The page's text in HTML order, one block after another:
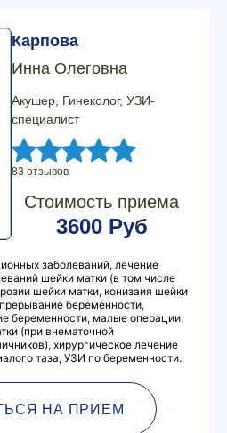
Карпова
Инна Олеговна
Акушер, Гинеколог, УЗИ-
специалист
83 отзывов
Стоимость приема
3600 Руб
заболеваний, лечение
шейки матки (в том числе
шейки матки, конизаия шейки
беременности,
беременности, малые операции,
(при внематочной
хирургическое лечение
таза, УЗИ по беременности.
НА ПРИЕМ